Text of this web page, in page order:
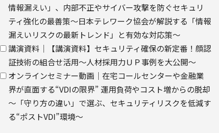
個人情報を提供する場合は、ご提供頂いた個人情報の全ての項目に
ついて、電子的な伝送または紙面/電子媒体による搬送もしくは手
渡しにて提供いたします。
なお、上記利用目的の範囲で利用するにあたり、当社のグループ会
社およびパートナー企業より直接ご連絡させていただく場合があり
ます。
【委託先に関して】
当社は、委託業務により個人情報を外部へ預託する場合は、適切な
情報漏えい」、内部不正やサイバー攻撃を防ぐセキュリ
ティ強化の最善策～日本テレワーク協会が解説する「情報
漏えいリスクの最新トレンド」と有効な対応策～
講演資料｜【講演資料】セキュリティ確保の新定番！顔認
証技術の組合せ活用～人材採用力ＵＰ事例を大公開～
オンラインセミナー動画｜在宅コールセンターや金融業
界が直面する“VDIの限界” 運用負荷やコスト増からの脱却
～「守り方の違い」で選ぶ、セキュリティリスクを低減す
る“ポストVDI”環境～